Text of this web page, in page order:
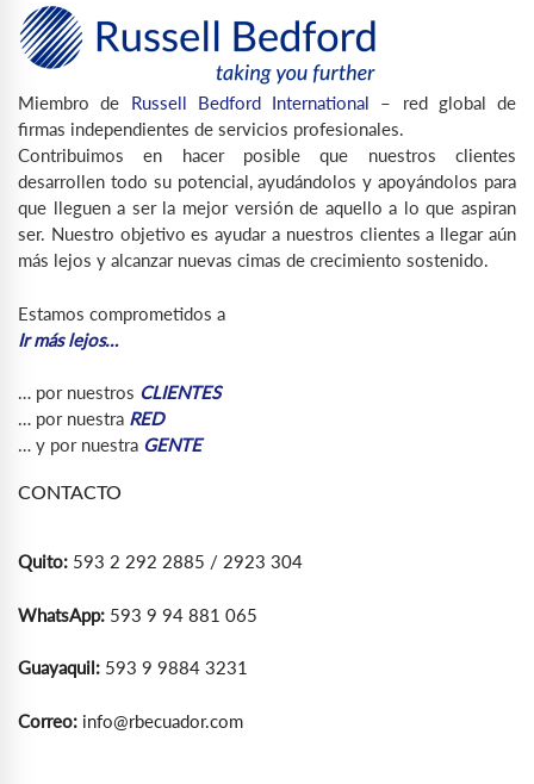
Miembro de Russell Bedford International – red global de
firmas independientes de servicios profesionales.
Contribuimos en hacer posible que nuestros clientes
desarrollen todo su potencial, ayudándolos y apoyándolos para
que lleguen a ser la mejor versión de aquello a lo que aspiran
ser. Nuestro objetivo es ayudar a nuestros clientes a llegar aún
más lejos y alcanzar nuevas cimas de crecimiento sostenido.
Estamos comprometidos a
Ir más lejos…
… por nuestros CLIENTES
… por nuestra RED
… y por nuestra GENTE
CONTACTO
Quito: 593 2 292 2885 / 2923 304
WhatsApp: 593 9 94 881 065
Guayaquil: 593 9 9884 3231
Correo: info@rbecuador.com